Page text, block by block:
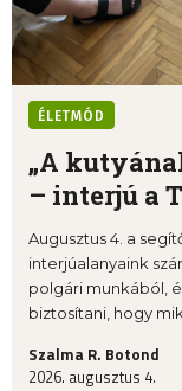
ÉLETMÓD
„A
– interjú a
Augusztus 4. a
interjúalanyaink
polgári munkából,
biztosítani, hogy
Szalma R. Botond
2026. augusztus 4.